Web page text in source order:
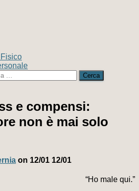
e compensi:
non è mai solo
on 12/01 12/01
“Ho male qui.”